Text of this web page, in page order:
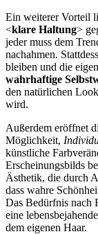
Ein weiterer Vorteil
<klare Haltung>
jeder muss dem
nachahmen.
bleiben und die
wahrhaftige
den natürlichen
wird.
Außerdem eröffnet
Möglichkeit,
künstliche
Erscheinungsbilds
Ästhetik, die durch
dass wahre
Das Bedürfnis nach
eine
dem eigenen Haar.